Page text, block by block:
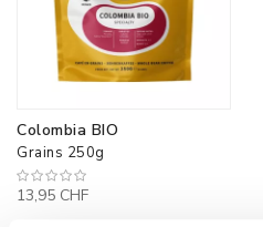
Colombia BIO
Grains 250g
13,95 CHF